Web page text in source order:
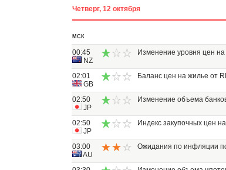
Четверг, 12 октября
МСК
00:45
NZ
Изменение уровня цен
02:01
GB
Баланс цен на жилье от
02:50
JP
Изменение объема
02:50
JP
Индекс закупочных цен
03:00
AU
Ожидания по инфляции